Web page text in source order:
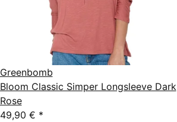
Greenbomb
Bloom Classic Simper Longsleeve Dark
Rose
49,90 € *